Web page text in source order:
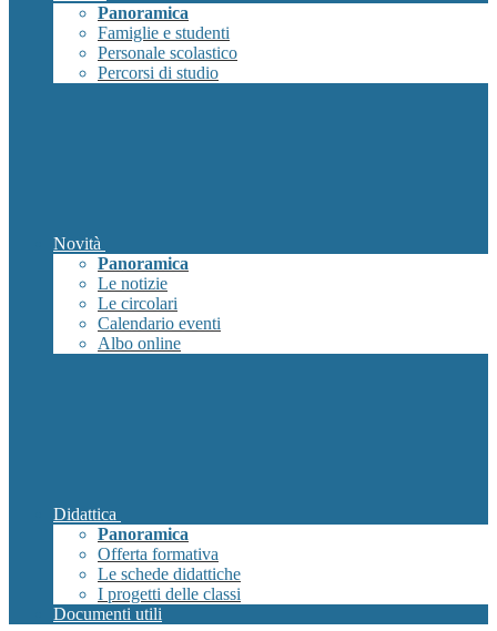
Panoramica
Famiglie e studenti
Personale scolastico
Percorsi di studio
Novità
Panoramica
Le notizie
Le circolari
Calendario eventi
Albo online
Didattica
Panoramica
Offerta formativa
Le schede didattiche
I progetti delle classi
Documenti utili